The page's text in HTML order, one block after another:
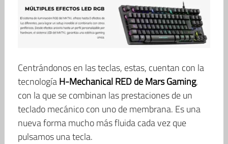
Centrándonos en las teclas, estas, cuentan con la
tecnologíaH-Mechanical RED de Mars Gaming,
con la que se combinan las prestaciones de un
teclado mecánico con uno de membrana. Es una
nueva forma mucho más fluida cada vez que
pulsamos una tecla.